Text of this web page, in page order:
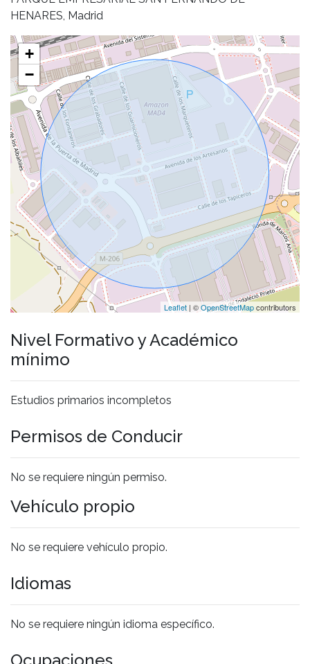
HENARES, Madrid
+
−
Leaflet | ©OpenStreetMapcontributors
Nivel Formativo y Académico
mínimo
Estudios primarios incompletos
Permisos de Conducir
No se requiere ningún permiso.
Vehículo propio
No se requiere vehículo propio.
Idiomas
No se requiere ningún idioma específico.